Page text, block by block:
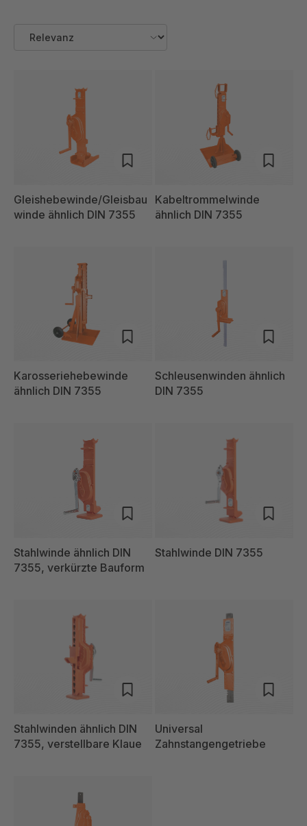
Gleishebewinde/Gleisbau
winde ähnlich DIN 7355
Kabeltrommelwinde
ähnlich DIN 7355
Karosseriehebewinde
ähnlich DIN 7355
Schleusenwinden ähnlich
DIN 7355
Stahlwinde ähnlich DIN
7355, verkürzte Bauform
Stahlwinde DIN 7355
Stahlwinden ähnlich DIN
7355, verstellbare Klaue
Universal
Zahnstangengetriebe